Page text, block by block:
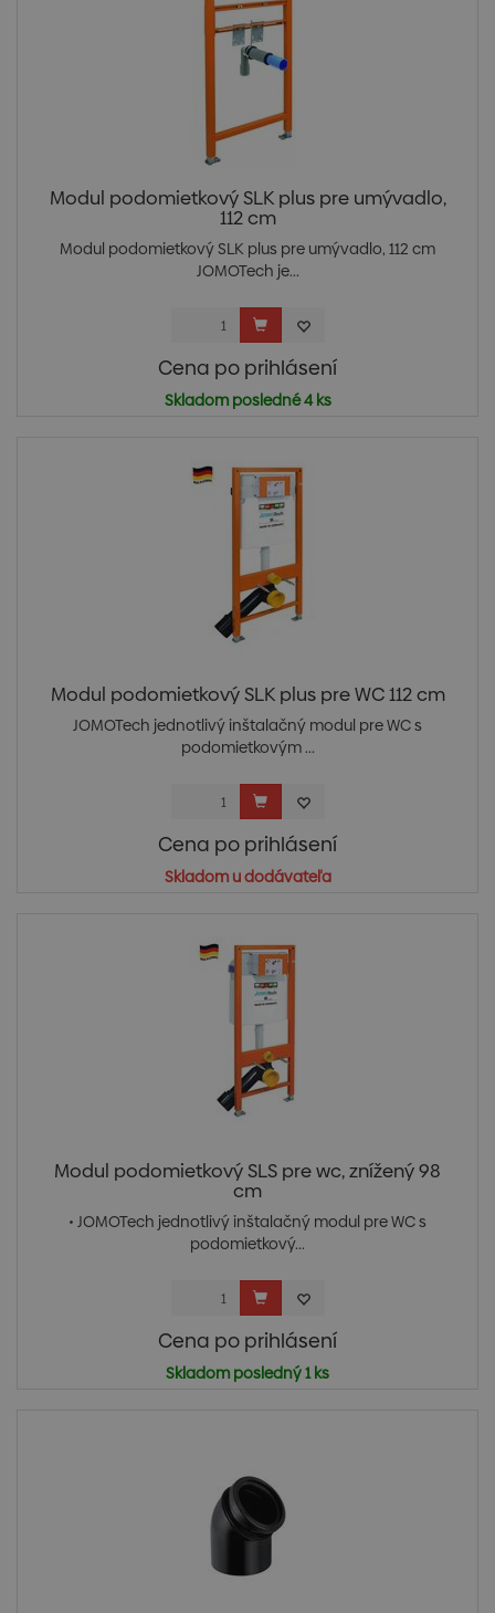
Modul podomietkový SLK plus pre umývadlo,
112 cm
Modul podomietkový SLK plus pre umývadlo, 112 cm
JOMOTech je...
Cena po prihlásení
Skladom posledné 4 ks
Modul podomietkový SLK plus pre WC 112 cm
JOMOTech jednotlivý inštalačný modul pre WC s
podomietkovým ...
Cena po prihlásení
Skladom u dodávateľa
Modul podomietkový SLS pre wc, znížený 98
cm
• JOMOTech jednotlivý inštalačný modul pre WC s
podomietkový...
Cena po prihlásení
Skladom posledný 1 ks